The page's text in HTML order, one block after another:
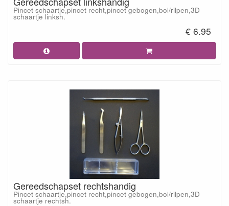
Pincet schaartje,pincet recht,pincet gebogen,bol/rilpen,3D
schaartje linksh.
€ 6.95
Gereedschapset rechtshandig
Pincet schaartje,pincet recht,pincet gebogen,bol/rilpen,3D
schaartje rechtsh.